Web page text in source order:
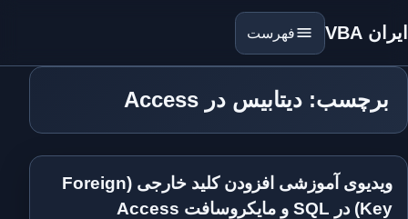
ایران VBA فهرست
برچسب: دیتابیس در Access
ویدیوی آموزشی افزودن کلید خارجی (Foreign
Key) در SQL و مایکروسافت Access